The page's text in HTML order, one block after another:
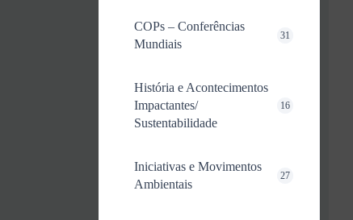
COPs – Conferências
Mundiais
31
História e Acontecimentos
Impactantes/
Sustentabilidade
16
Iniciativas e Movimentos
Ambientais
27